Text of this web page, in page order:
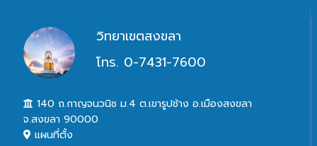
วิทยาเขตสงขลา
โทร. 0-7431-7600
140 ถ.กาญจนวนิช ม.4 ต.เขารูปช้าง อ.เมืองสงขลา
จ.สงขลา 90000
แผนที่ตั้ง